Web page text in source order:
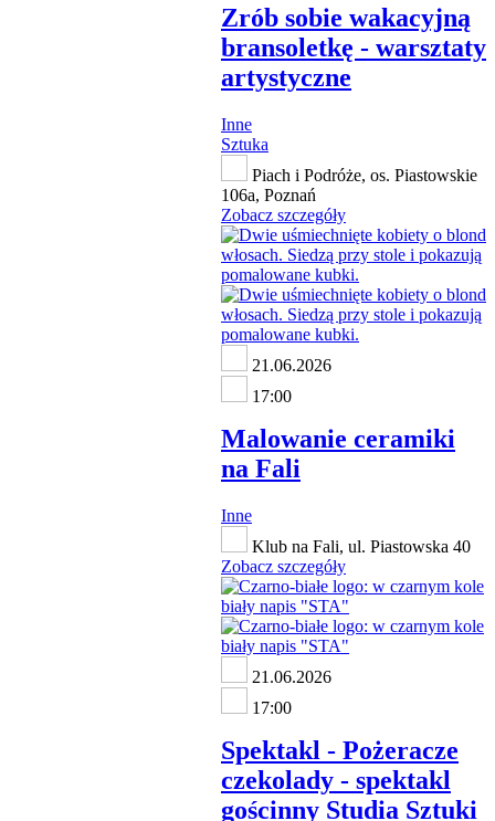
Zrób sobie wakacyjną
bransoletkę - warsztaty
artystyczne
Inne
Sztuka
Piach i Podróże, os. Piastowskie
106a, Poznań
Zobacz szczegóły
21.06.2026
17:00
Malowanie ceramiki
na Fali
Inne
Klub na Fali, ul. Piastowska 40
Zobacz szczegóły
21.06.2026
17:00
Spektakl - Pożeracze
czekolady - spektakl
gościnny Studia Sztuki